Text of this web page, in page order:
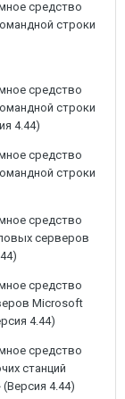
средство
строки
средство
строки
4.44)
средство
строки
средство
серверов
средство
Microsoft
4.44)
средство
станций
4.44)